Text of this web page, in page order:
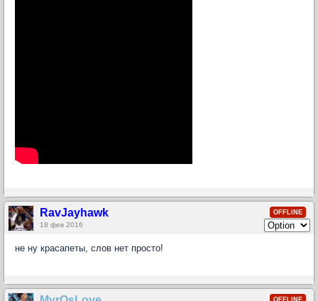
OFFLINE
RavJayhawk
18 фев 2016
не ну красапеты, слов нет просто!
OFFLINE